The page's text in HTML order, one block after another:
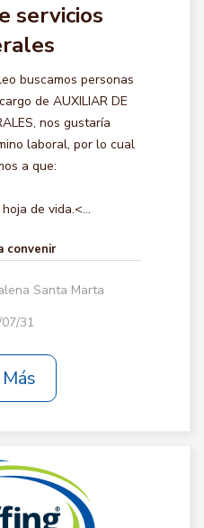
servicios
buscamos personas
de AUXILIAR DE
nos gustaría
laboral, por lo cual
a que:
de vida.<...
convenir
Santa Marta
31